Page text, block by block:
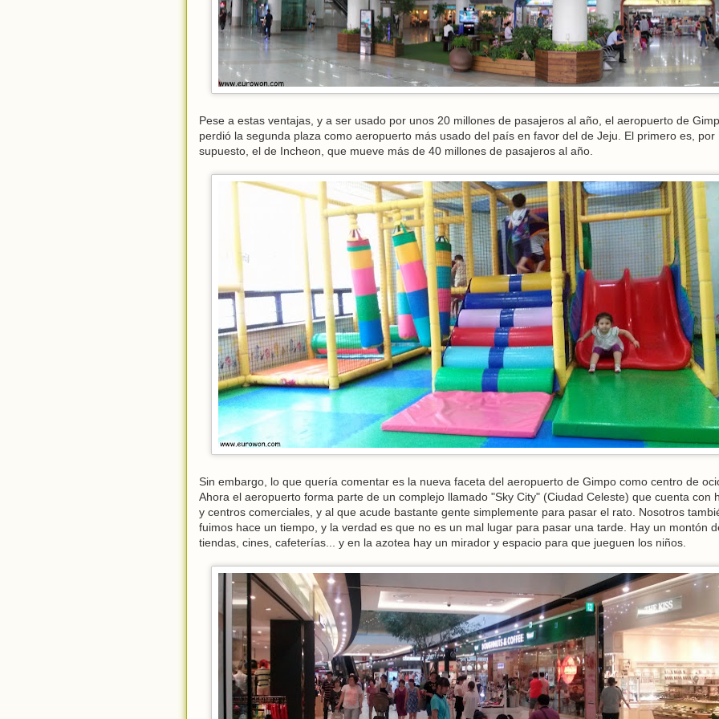
Pese a estas ventajas, y a ser usado por unos 20 millones de pasajeros al año, el aeropuerto de
perdió la segunda plaza como aeropuerto más usado del país en favor del de Jeju. El primero es, por
supuesto, el de Incheon, que mueve más de 40 millones de pasajeros al año.
Sin embargo, lo que quería comentar es la nueva faceta del aeropuerto de Gimpo como centro de
Ahora el aeropuerto forma parte de un complejo llamado "Sky City" (Ciudad Celeste) que cuenta con
y centros comerciales, y al que acude bastante gente simplemente para pasar el rato. Nosotros
fuimos hace un tiempo, y la verdad es que no es un mal lugar para pasar una tarde. Hay un montón
tiendas, cines, cafeterías... y en la azotea hay un mirador y espacio para que jueguen los niños.